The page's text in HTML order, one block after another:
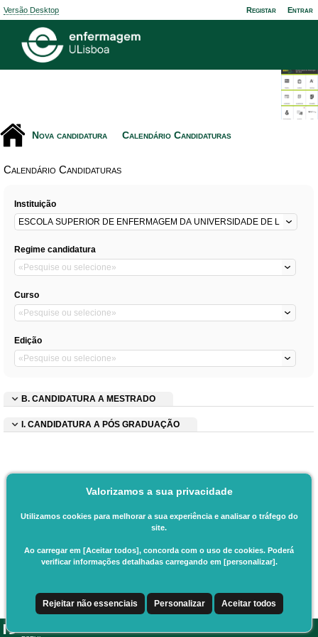
Versão Desktop Registar Entrar
Nova candidatura Calendário Candidaturas
Calendário Candidaturas
Instituição
Regime candidatura
Curso
Edição
B. CANDIDATURA A MESTRADO
I. CANDIDATURA A PÓS GRADUAÇÃO
Valorizamos a sua privacidade
Utilizamos cookies para melhorar a sua experiência e analisar o tráfego do
site.
Ao carregar em [Aceitar todos], concorda com o uso de cookies. Poderá
verificar informações detalhadas carregando em [personalizar].
Rejeitar não essenciais Personalizar Aceitar todos